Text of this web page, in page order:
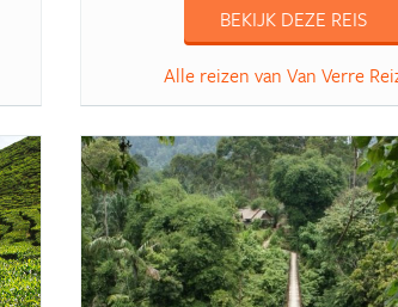
BEKIJK DEZE REIS
Alle reizen van Van Verre